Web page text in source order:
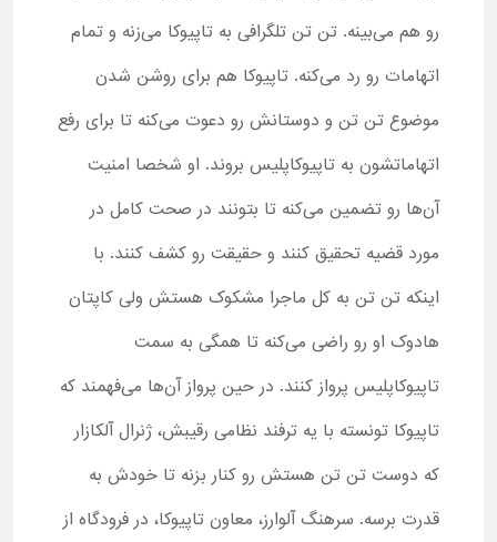
رو هم می‌بینه. تن تن تلگرافی به تاپیوکا می‌زنه و تمام
اتهامات رو رد می‌کنه. تاپیوکا هم برای روشن شدن
موضوع تن تن و دوستانش رو دعوت می‌کنه تا برای رفع
اتهاماتشون به تاپیوکاپلیس بروند. او شخصا امنیت
آن‌ها رو تضمین می‌کنه تا بتونند در صحت کامل در
مورد قضیه تحقیق کنند و حقیقت رو کشف کنند. با
اینکه تن تن به کل ماجرا مشکوک هستش ولی کاپتان
هادوک او رو راضی می‌کنه تا همگی به سمت
تاپیوکاپلیس پرواز کنند. در حین پرواز آن‌ها می‌فهمند که
تاپیوکا تونسته با یه ترفند نظامی رقیبش، ژنرال آلکازار
که دوست تن تن هستش رو کنار بزنه تا خودش به
قدرت برسه. سرهنگ آلوارز، معاون تاپیوکا، در فرودگاه از